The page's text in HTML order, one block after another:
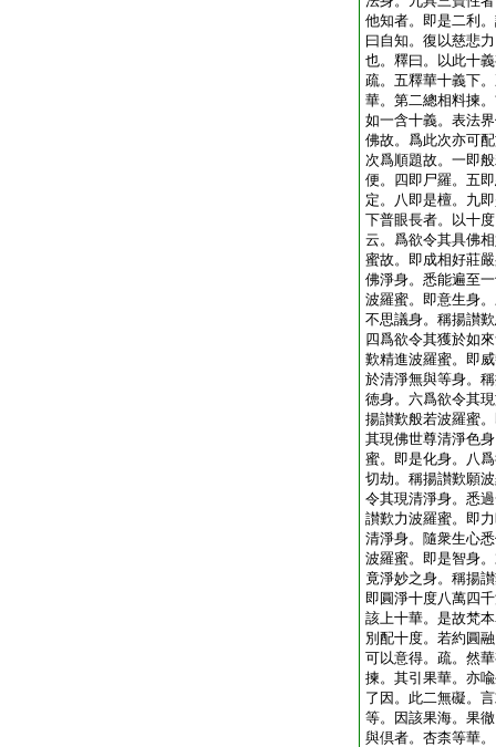
他知者。即是二利
曰自知。復以慈悲
也。釋曰。以此十
疏。五釋華十義下
華。第二總相料揀
如一含十義。表法
佛故。爲此次亦可
次爲順題故。一即
便。四即尸羅。五
定。八即是檀。九
下普眼長者。以十
云。爲欲令其具佛
蜜故。即成相好莊
佛淨身。悉能遍至
波羅蜜。即意生身
不思議身。稱揚讃
四爲欲令其獲於如
歎精進波羅蜜。即
於清淨無與等身。
徳身。六爲欲令其
揚讃歎般若波羅蜜
其現佛世尊清淨色
蜜。即是化身。八
切劫。稱揚讃歎願
令其現清淨身。悉
讃歎力波羅蜜。即
清淨身。隨衆生心
波羅蜜。即是智身
竟淨妙之身。稱揚
即圓淨十度八萬四
該上十華。是故梵
別配十度。若約圓
可以意得。疏。然
揀。其引果華。亦
了因。此二無礙。
等。因該果海。果
與倶者。杏柰等華